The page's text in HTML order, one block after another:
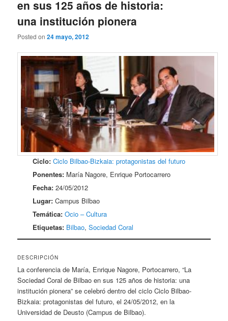
en sus 125 años de historia:
una institución pionera
Posted on24 mayo, 2012
Ciclo: Ciclo Bilbao-Bizkaia: protagonistas del futuro
Ponentes: María Nagore, Enrique Portocarrero
Fecha: 24/05/2012
Lugar: Campus Bilbao
Temática: Ocio – Cultura
Etiquetas: Bilbao,Sociedad Coral
DESCRIPCIÓN
La conferencia de María, Enrique Nagore, Portocarrero, “La
Sociedad Coral de Bilbao en sus 125 años de historia: una
institución pionera” se celebró dentro del ciclo Ciclo Bilbao-
Bizkaia: protagonistas del futuro, el 24/05/2012, en la
Universidad de Deusto (Campus de Bilbao).